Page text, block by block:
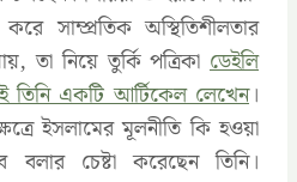
সাম্প্রতিক অস্থিতিশীলতার
তা নিয়ে তুর্কি পত্রিকা ডেইলি
তিনি একটি আর্টিকেল লেখেন।
ইসলামের মূলনীতি কি হওয়া
বলার চেষ্টা করেছেন তিনি।